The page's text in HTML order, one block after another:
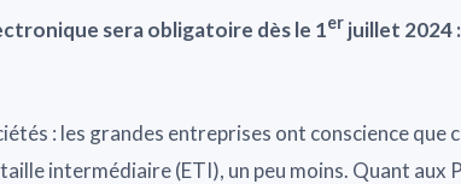
sera obligatoire dès le 1er juillet 2024
: les grandes entreprises ont conscience que
intermédiaire (ETI), un peu moins. Quant aux